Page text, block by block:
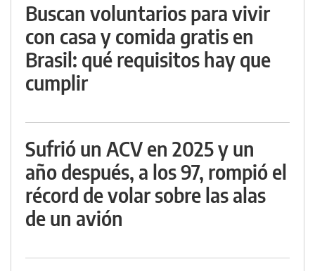
Buscan voluntarios para vivir
con casa y comida gratis en
Brasil: qué requisitos hay que
cumplir
Sufrió un ACV en 2025 y un
año después, a los 97, rompió el
récord de volar sobre las alas
de un avión